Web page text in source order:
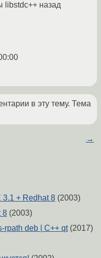
libstdc++ назад
в эту тему. Тема
→
3.1 + Redhat 8 (2003)
8 (2003)
rpath deb | C++ qt(2017)